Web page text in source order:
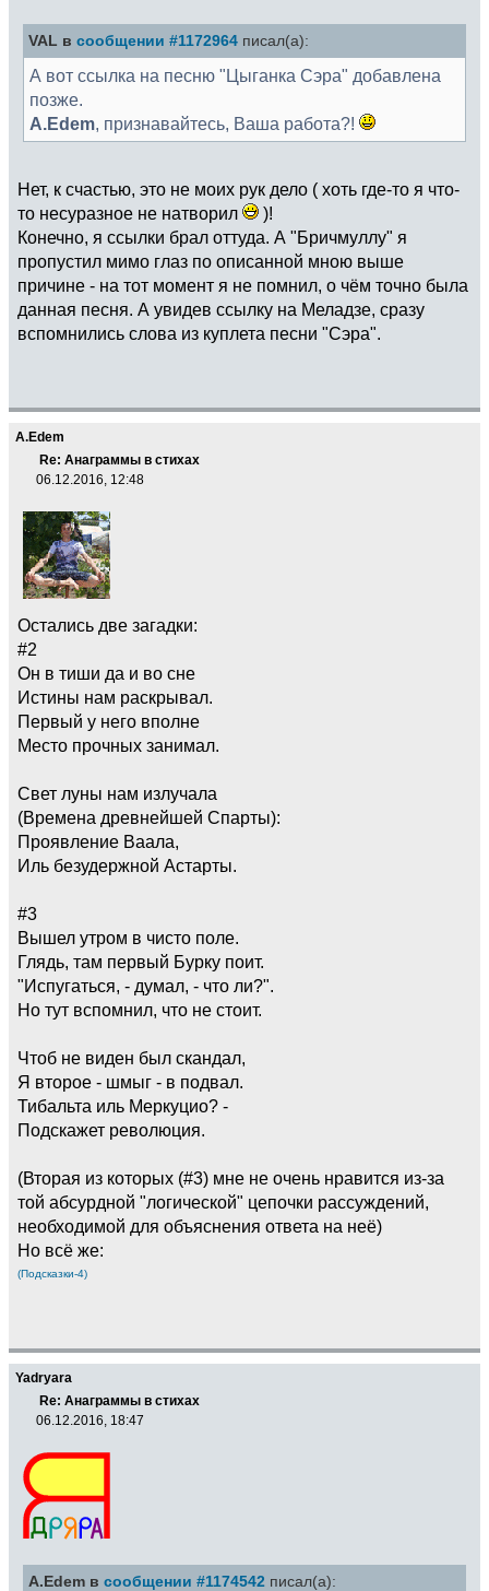
VAL в сообщении #1172964 писал(а):
А вот ссылка на песню "Цыганка Сэра" добавлена
позже.
A.Edem, признавайтесь, Ваша работа?!
Нет, к счастью, это не моих рук дело ( хоть где-то я что-
то несуразное не натворил
)!
Конечно, я ссылки брал оттуда. А "Бричмуллу" я
пропустил мимо глаз по описанной мною выше
причине - на тот момент я не помнил, о чём точно была
данная песня. А увидев ссылку на Меладзе, сразу
вспомнились слова из куплета песни "Сэра".
A.Edem
Re: Анаграммы в стихах
06.12.2016, 12:48
Остались две загадки:
#2
Он в тиши да и во сне
Истины нам раскрывал.
Первый у него вполне
Место прочных занимал.
Свет луны нам излучала
(Времена древнейшей Спарты):
Проявление Ваала,
Иль безудержной Астарты.
#3
Вышел утром в чисто поле.
Глядь, там первый Бурку поит.
"Испугаться, - думал, - что ли?".
Но тут вспомнил, что не стоит.
Чтоб не виден был скандал,
Я второе - шмыг - в подвал.
Тибальта иль Меркуцио? -
Подскажет революция.
(Вторая из которых (#3) мне не очень нравится из-за
той абсурдной "логической" цепочки рассуждений,
необходимой для объяснения ответа на неё)
Но всё же:
(Подсказки-4)
Yadryara
Re: Анаграммы в стихах
06.12.2016, 18:47
A.Edem в сообщении #1174542 писал(а):